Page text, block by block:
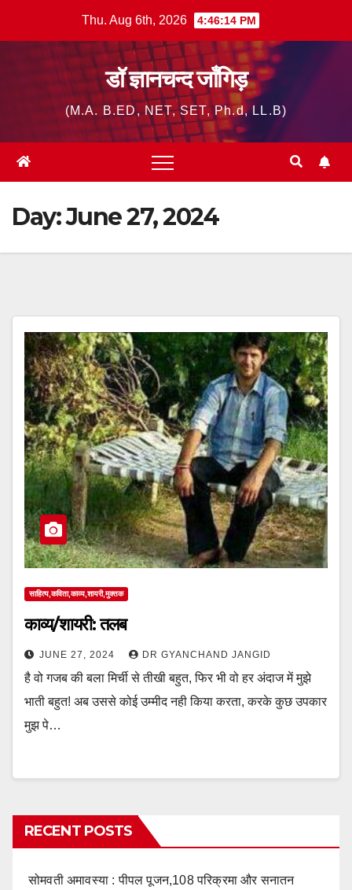
Thu. Aug 6th, 2026 4:46:14 PM
डॉ ज्ञानचन्द जाँगिड़
(M.A. B.ED, NET, SET, Ph.d, LL.B)
Day:June 27, 2024
साहित्य,कविता,काव्य,शायरी,मुक्तक
काव्य/शायरी: तलब
JUNE 27, 2024 DR GYANCHAND JANGID
है वो गजब की बला मिर्ची से तीखी बहुत, फिर भी वो हर अंदाज में मुझे
भाती बहुत! अब उससे कोई उम्मीद नही किया करता, करके कुछ उपकार
मुझ पे…
RECENT POSTS
सोमवती अमावस्या : पीपल पूजन,108 परिक्रमा और सनातन